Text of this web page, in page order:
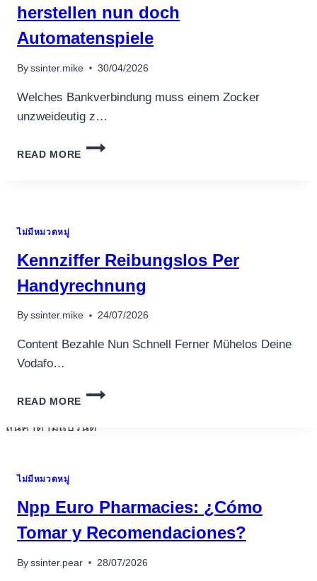
อุปกรณ์เพื่อความบันเทิง
หูฟัง
โทรทัศน์
สินค้าตามแบรนด์
herstellen nun doch
Automatenspiele
By ssinter.mike 30/04/2026
Welches Bankverbindung muss einem Zocker
unzweideutig z…
READ MORE
WICHTIG:
DOCH
AUTOMATENSPIELE
ไม่มีหมวดหมู่
Kennziffer Reibungslos Per
Handyrechnung
By ssinter.mike 24/07/2026
Content Bezahle Nun Schnell Ferner Mühelos Deine
Vodafo…
READ MORE
KENNZIFFER
ไม่มีหมวดหมู่
Npp Euro Pharmacies: ¿Cómo
Tomar y Recomendaciones?
By ssinter.pear 28/07/2026